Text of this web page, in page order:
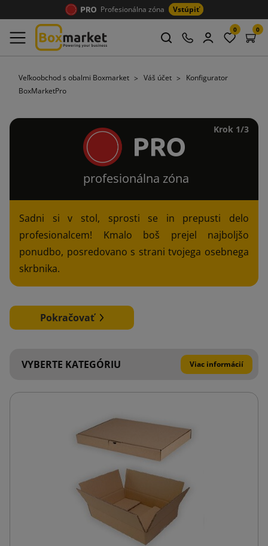
Profesionálna zóna Vstúpiť
0 0
Veľkoobchod s obalmi Boxmarket Váš účet
Konfigurator
BoxMarketPro
profesionálna zóna
Sadni si v stol, sprosti se in prepusti delo
profesionalcem! Kmalo boš prejel najboljšo
ponudbo, posredovano s strani tvojega osebnega
skrbnika.
Krok 1/3
Pokračovať
VYBERTE KATEGÓRIU Viac informácií